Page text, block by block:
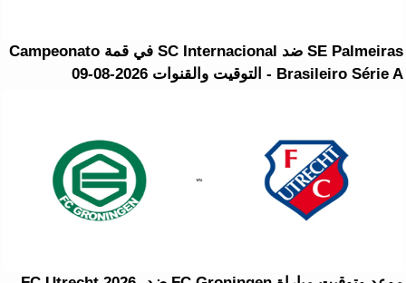
SE Palmeiras ضد SC Internacional في قمة Campeonato
Brasileiro Série A - التوقيت والقنوات 2026-08-09